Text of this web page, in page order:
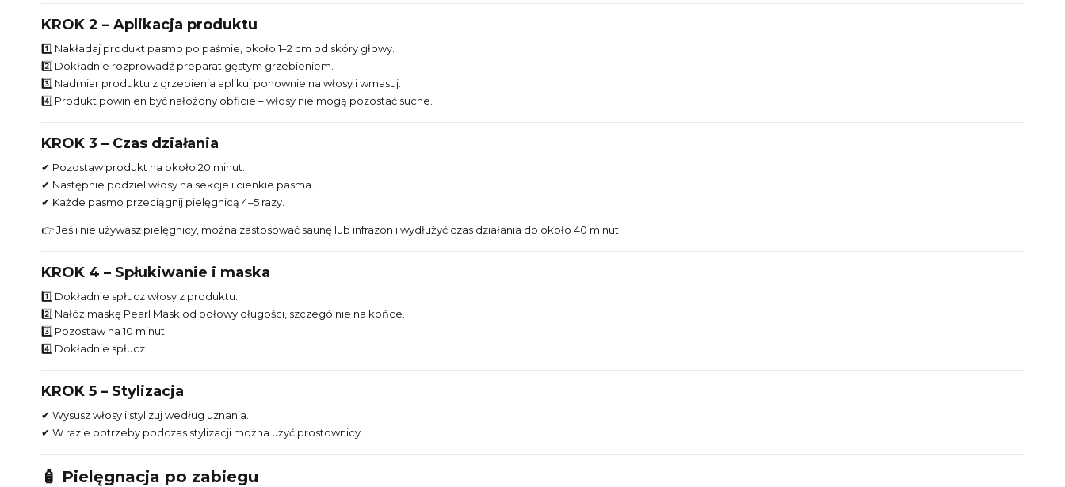
KROK 2 – Aplikacja produktu
1️⃣ Nakładaj produkt pasmo po paśmie, około 1–2 cm od skóry głowy.
2️⃣ Dokładnie rozprowadź preparat gęstym grzebieniem.
3️⃣ Nadmiar produktu z grzebienia aplikuj ponownie na włosy i wmasuj.
4️⃣ Produkt powinien być nałożony obficie – włosy nie mogą pozostać suche.
KROK 3 – Czas działania
✔ Pozostaw produkt na około 20 minut.
✔ Następnie podziel włosy na sekcje i cienkie pasma.
✔ Każde pasmo przeciągnij pielęgnicą 4–5 razy.
👉 Jeśli nie używasz pielęgnicy, można zastosować saunę lub infrazon i wydłużyć czas działania do około 40 minut.
KROK 4 – Spłukiwanie i maska
1️⃣ Dokładnie spłucz włosy z produktu.
2️⃣ Nałóż maskę Pearl Mask od połowy długości, szczególnie na końce.
3️⃣ Pozostaw na 10 minut.
4️⃣ Dokładnie spłucz.
KROK 5 – Stylizacja
✔ Wysusz włosy i stylizuj według uznania.
✔ W razie potrzeby podczas stylizacji można użyć prostownicy.
🧴 Pielęgnacja po zabiegu